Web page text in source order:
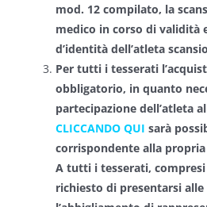
mod. 12 compilato, la
medico in corso di validità
d’identità dell’atleta
Per tutti i tesserati
obbligatorio, in quanto
partecipazione dell’atleta
CLICCANDO QUI sarà
corrispondente alla
A tutti i tesserati,
richiesto di presentarsi